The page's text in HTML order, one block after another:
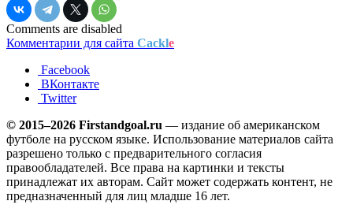
Comments are disabled
Комментарии для сайта Cackle
Facebook
ВКонтакте
Twitter
© 2015–2026 Firstandgoal.ru — издание об американском
футболе на русском языке. Использование материалов cайта
разрешено только с предварительного согласия
правообладателей. Все права на картинки и тексты
принадлежат их авторам. Сайт может содержать контент, не
предназначенный для лиц младше 16 лет.